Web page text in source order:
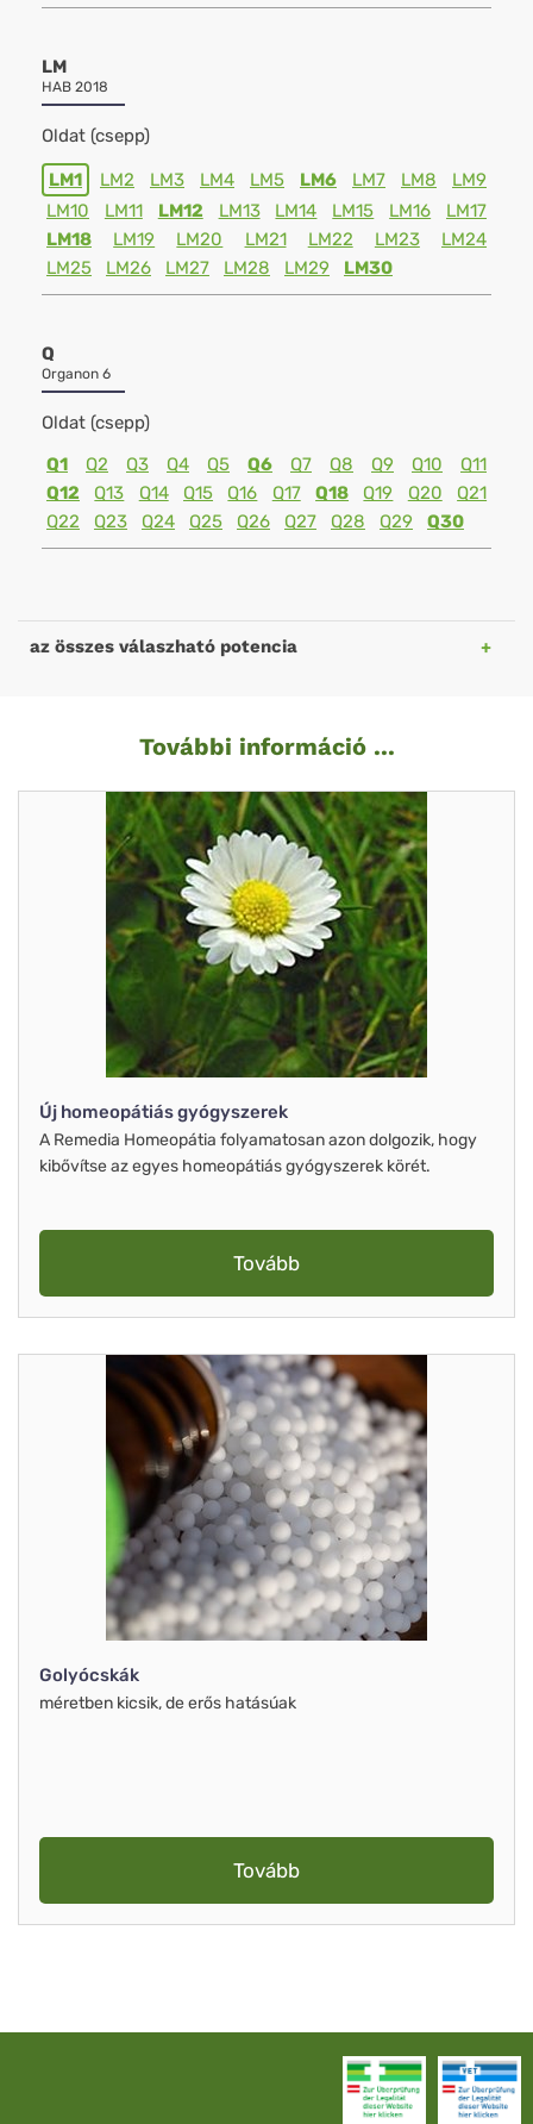
LM
HAB 2018
Oldat (csepp)
LM1 LM2 LM3 LM4 LM5 LM6 LM7 LM8
LM9
LM10
LM11 LM12 LM13 LM14 LM15 LM16
LM17
LM18
LM19 LM20 LM21 LM22 LM23
LM24
LM25
LM26 LM27 LM28 LM29 LM30
Q
Organon 6
Oldat (csepp)
Q1
Q2 Q3 Q4 Q5 Q6 Q7 Q8 Q9 Q10
Q11
Q12
Q13 Q14 Q15 Q16 Q17 Q18 Q19 Q20
Q21
Q22
Q23 Q24 Q25 Q26 Q27 Q28 Q29 Q30
az összes válaszható potencia
További információ ...
Új homeopátiás gyógyszerek
A Remedia Homeopátia folyamatosan azon dolgozik, hogy
kibővítse az egyes homeopátiás gyógyszerek körét.
Tovább
Golyócskák
méretben kicsik, de erős hatásúak
Tovább